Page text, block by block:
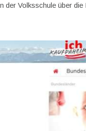
der Volksschule über die